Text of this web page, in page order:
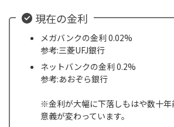
現在の金利
メガバンクの金利 0.02%
参考:三菱UFJ銀行
ネットバンクの金利 0.2%
参考:あおぞら銀行
※金利が大幅に下落しもはや数十
意義が変わっています。